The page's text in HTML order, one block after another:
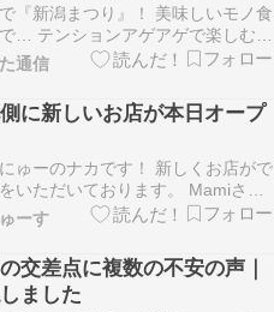
『新潟まつり』！ 美味しいモノ食
… テンションアゲアゲで楽しむ予
タ子に情報提供が！ 『串焼 らふ
オープン？！ らふまん…笑う男…
行く！ 続きを読む
通信
に新しいお店が本日オープ
ゅーのナカです！ 新しくお店がで
いただいております。 Mamiさま
とうございました！ 籠田公園北側
・テイクアウトのお店がオープン
(木)籠田公園の北側に駄菓子・雑
トのお店「サンバスケット」が…
ーす
交差点に複数の不安の声｜
ました